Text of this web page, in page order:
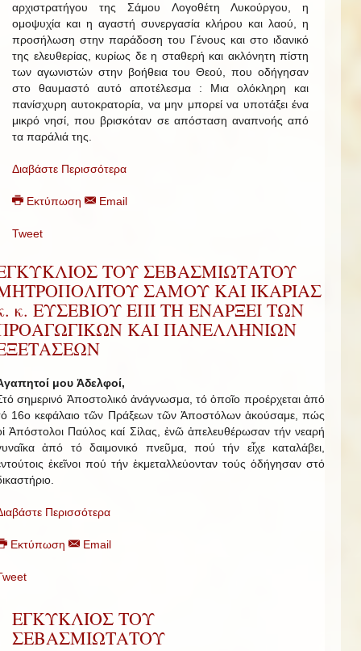
αρχιστρατήγου της Σάμου Λογοθέτη Λυκούργου, η
ομοψυχία και η αγαστή συνεργασία κλήρου και λαού, η
προσήλωση στην παράδοση του Γένους και στο ιδανικό
της ελευθερίας, κυρίως δε η σταθερή και ακλόνητη πίστη
των αγωνιστών στην βοήθεια του Θεού, που οδήγησαν
στο θαυμαστό αυτό αποτέλεσμα : Μια ολόκληρη και
πανίσχυρη αυτοκρατορία, να μην μπορεί να υποτάξει ένα
μικρό νησί, που βρισκόταν σε απόσταση αναπνοής από
τα παράλιά της.
Διαβάστε Περισσότερα
Εκτύπωση Email
Tweet
ΤΟΥ ΣΕΒΑΣΜΙΩΤΑΤΟΥ
ΣΑΜΟΥ ΚΑΙ ΙΚΑΡΙΑΣ
κ. ΕΥΣΕΒΙΟΥ ΕΠΙ ΤΗ ΕΝΑΡΞΕΙ ΤΩΝ
ΚΑΙ ΠΑΝΕΛΛΗΝΙΩΝ
μου Ἀδελφοί,
σημερινό Ἀποστολικό ἀνάγνωσμα, τό ὁποῖο προέρχεται ἀπό
16ο κεφάλαιο τῶν Πράξεων τῶν Ἀποστόλων ἀκούσαμε, πώς
Ἀπόστολοι Παύλος καί Σίλας, ἐνῶ ἀπελευθέρωσαν τήν νεαρή
ἀπό τό δαιμονικό πνεῦμα, πού τήν εἶχε καταλάβει,
ἐκεῖνοι πού τήν ἐκμεταλλεύονταν τούς ὁδήγησαν στό
Περισσότερα
Εκτύπωση Email
ΕΓΚΥΚΛΙΟΣ ΤΟΥ
ΣΕΒΑΣΜΙΩΤΑΤΟΥ